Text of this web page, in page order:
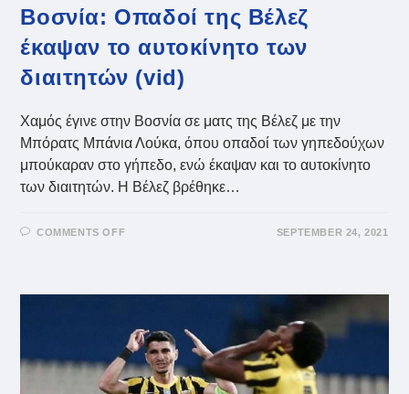
Βοσνία: Οπαδοί της Βέλεζ
έκαψαν το αυτοκίνητο των
διαιτητών (vid)
Χαμός έγινε στην Βοσνία σε ματς της Βέλεζ με την
Μπόρατς Μπάνια Λούκα, όπου οπαδοί των γηπεδούχων
μπούκαραν στο γήπεδο, ενώ έκαψαν και το αυτοκίνητο
των διαιτητών. Η Βέλεζ βρέθηκε…
COMMENTS OFF
ΈΚΑΨΑΝ
ΤΟ
ΑΥΤΟΚΊΝΗΤΟ
ΤΩΝ
ΔΙΑΙΤΗΤΏΝ
(VID)
SEPTEMBER 24, 2021